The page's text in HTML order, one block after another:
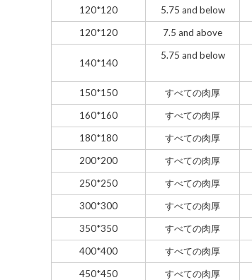
120*120
5.75 and below
120*120
7.5 and above
140*140
5.75 and below
150*150 すべての肉厚
160*160
すべての肉厚
180*180
すべての肉厚
200*200
すべての肉厚
250*250
すべての肉厚
300*300
すべての肉厚
350*350
すべての肉厚
400*400
すべての肉厚
450*450
すべての肉厚